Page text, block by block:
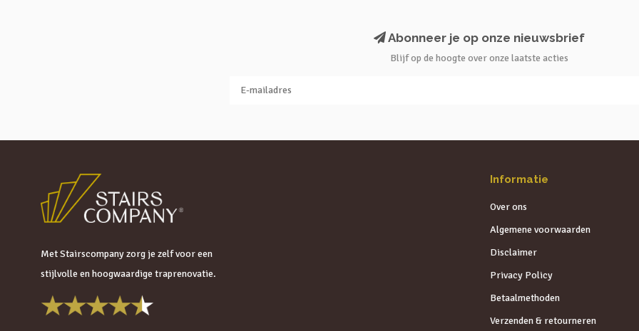
Abonneer je op onze nieuwsbrief
Blijf op de hoogte over onze laatste acties
Met Stairscompany zorg je zelf voor een
stijlvolle en hoogwaardige traprenovatie.
Informatie
Over ons
Algemene voorwaarden
Disclaimer
Privacy Policy
Betaalmethoden
Verzenden & retourneren